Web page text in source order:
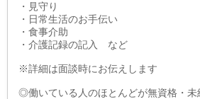
・見守り
・日常生活のお手伝い
・食事介助
・介護記録の記入 など
※詳細は面談時にお伝えします
◎働いている人のほとんどが無資格・未